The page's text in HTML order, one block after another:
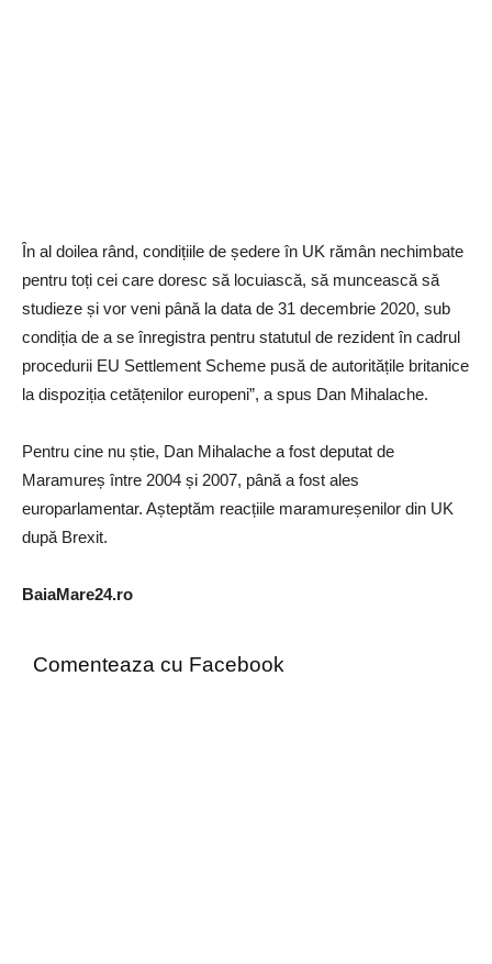
În al doilea rând, condițiile de ședere în UK rămân nechimbate
pentru toți cei care doresc să locuiască, să muncească să
studieze și vor veni până la data de 31 decembrie 2020, sub
condiția de a se înregistra pentru statutul de rezident în cadrul
procedurii EU Settlement Scheme pusă de autoritățile britanice
la dispoziția cetățenilor europeni”, a spus Dan Mihalache.
Pentru cine nu știe, Dan Mihalache a fost deputat de
Maramureș între 2004 și 2007, până a fost ales
europarlamentar. Așteptăm reacțiile maramureșenilor din UK
după Brexit.
BaiaMare24.ro
Comenteaza cu Facebook